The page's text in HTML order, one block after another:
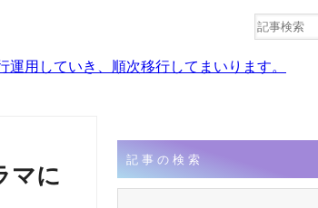
音楽
用していき、順次移行してまいります。
マに
記事の検索